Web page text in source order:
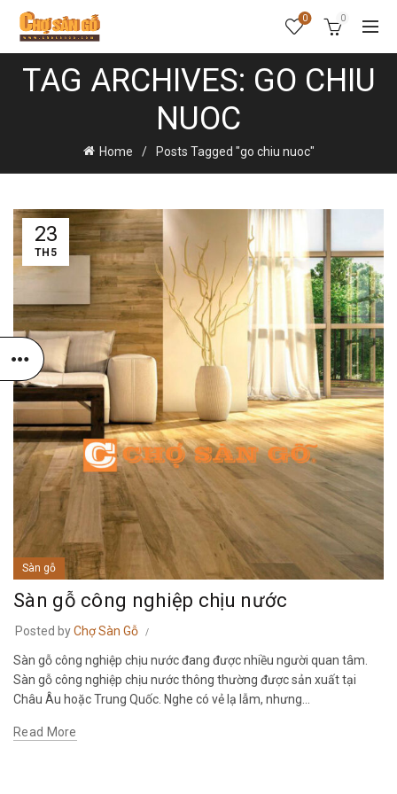
0 0
TAG ARCHIVES: GO CHIU
NUOC
Home Posts Tagged "go chiu nuoc"
23
TH5
Sàn gỗ
Sàn gỗ công nghiệp chịu nước
Posted byChợ Sàn Gỗ
Sàn gỗ công nghiệp chịu nước đang được nhiều người quan tâm.
Sàn gỗ công nghiệp chịu nước thông thường được sản xuất tại
Châu Âu hoặc Trung Quốc. Nghe có vẻ lạ lẫm, nhưng...
Read More